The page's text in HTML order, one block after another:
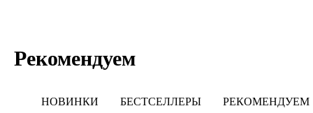
Рекомендуем
НОВИНКИ БЕСТСЕЛЛЕРЫ РЕКОМЕНДУЕМ